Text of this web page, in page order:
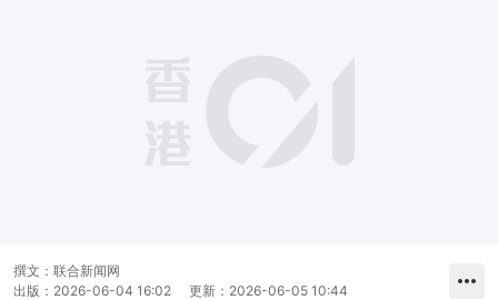
撰文： 联合新闻网
出版： 2026-06-04 16:02 更新： 2026-06-05 10:44